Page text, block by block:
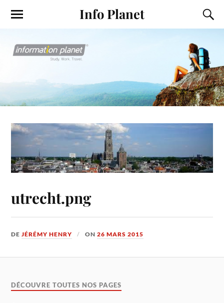
Info Planet
utrecht.png
DEJÉRÉMY HENRY ON26 MARS 2015
DÉCOUVRE TOUTES NOS PAGES